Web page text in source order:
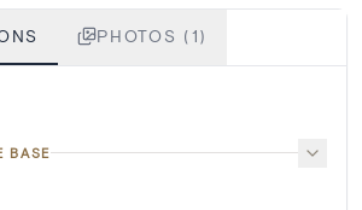
PHOTOS (1)
BASE